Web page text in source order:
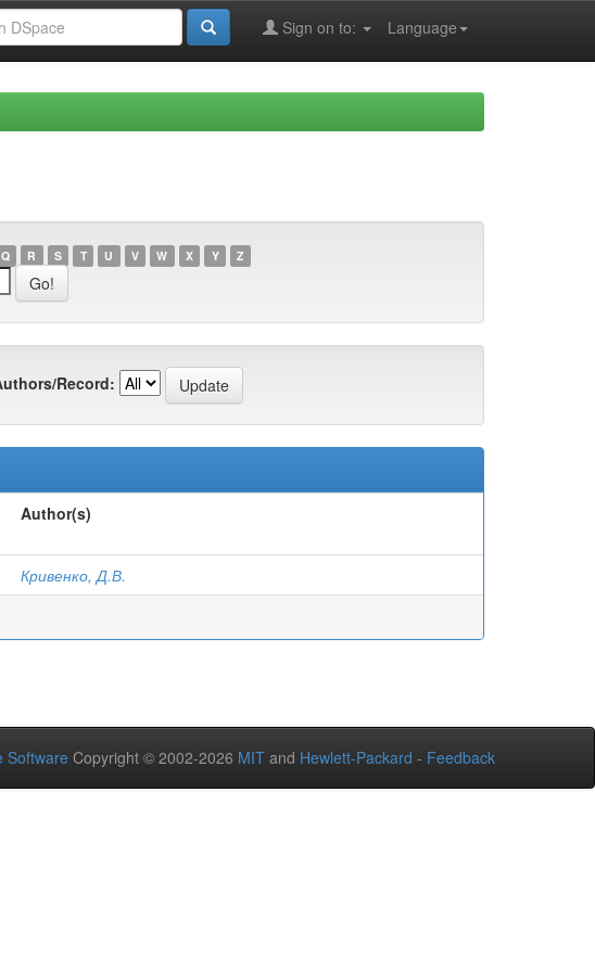
Language
Sign on to:
Q R S T U V W X Y Z
Record:
Author(s)
Кривенко, Д.В.
Software Copyright © 2002-2026 MIT and Hewlett-Packard - Feedback